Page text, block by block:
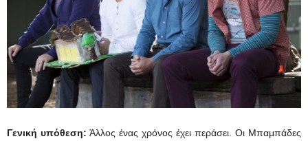
Γενική υπόθεση: Άλλος ένας χρόνος έχει περάσει. Οι Μπαμπάδες